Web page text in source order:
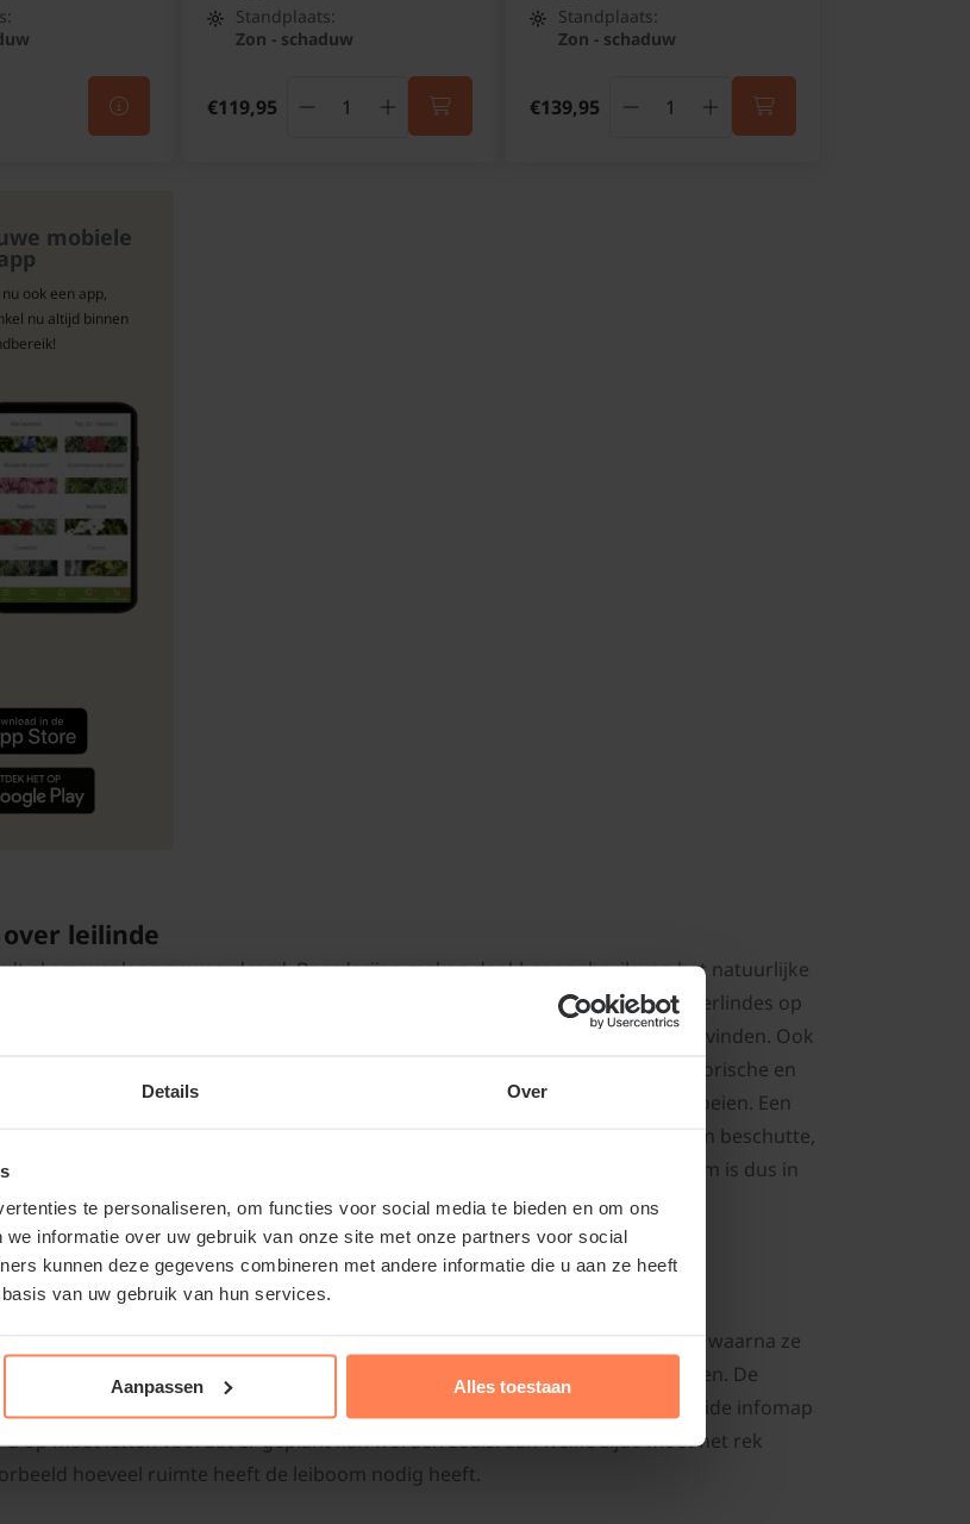
Details Over
te personaliseren, om functies voor social media te bieden en om ons
informatie over uw gebruik van onze site met onze partners voor social
kunnen deze gegevens combineren met andere informatie die u aan ze heeft
van uw gebruik van hun services.
Aanpassen Alles toestaan
Standplaats:
Zon - schaduw
€119,95
Standplaats:
Zon - schaduw
€139,95
mobiele
ook een app,
nu altijd binnen
leilinde
al eeuwenlang gewaardeerd. Boerderijen maken dankbaar gebruik van het natuurlijke
de ramen en zuivelhandelaren beschermden hun producten onder de boterlindes op
oude panden in dorpen op zandgronden zijn de leilindes veelvuldig terug te vinden. Ook
vaak voor gekozen. De tuin en het pand sluiten daarmee goed aan bij de historische en
kenmerken van deze streek. Ook daarbuiten kan de leilinde echter prima groeien. Een
in de zon als in de schaduw en staat liever een beetje op de wind als in een beschutte,
Het is een snelgroeiende boom met vrij groot blad; het scherm van de boom is dus in
gevuld. Bij Tuinplantenwinkel.nl kunt u een mooie Leilinde kopen.
selecteert de Lindebomen met strenge kwaliteitseisen op de kwekerijen, waarna ze
en bomencentrum op zelfontwikkelde rekken vakkundig worden aangebonden. De
zijn dan zo gemaakt dat u ze zelf gemakkelijk kunt planten. In een uitgebreide infomap
u op moet letten voordat er geplant kan worden zoals: aan welke zijde moet het rek
hoeveel ruimte heeft de leiboom nodig heeft.